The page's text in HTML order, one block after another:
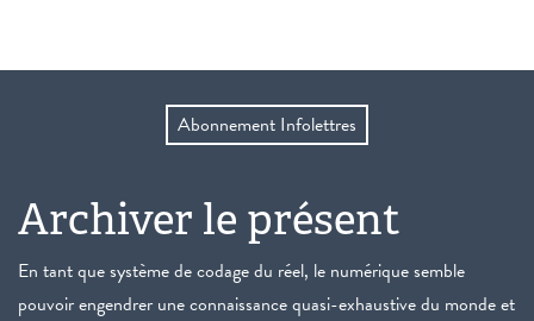
Abonnement Infolettres
Archiver le présent
En tant que système de codage du réel, le numérique semble
pouvoir engendrer une connaissance quasi-exhaustive du monde et